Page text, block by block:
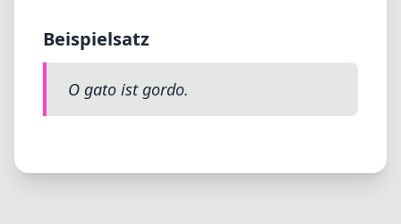
Beispielsatz
O gato ist gordo.